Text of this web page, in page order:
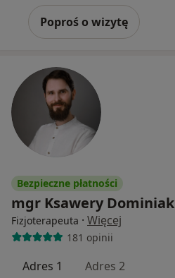
Poproś o wizytę
Bezpieczne płatności
mgr Ksawery Dominiak
Fizjoterapeuta · Więcej
181 opinii
Adres 1 Adres 2